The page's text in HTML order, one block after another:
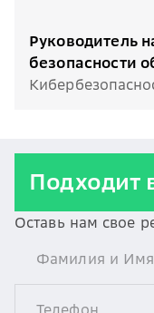
Руководитель
безопасности
Подходит
Оставь нам свое